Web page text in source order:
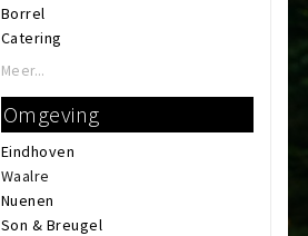
Borrel
Catering
Diner
Koffie
Lunch
Ontbijt
Private dining
Thuisbezorgd
Meer...
Omgeving
Eindhoven
Waalre
Nuenen
Son & Breugel